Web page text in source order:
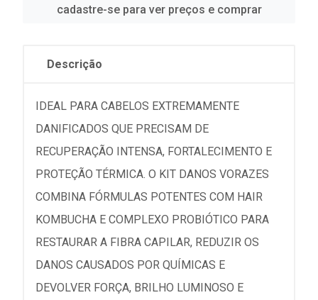
cadastre-se para ver preços e comprar
Descrição
IDEAL PARA CABELOS EXTREMAMENTE
DANIFICADOS QUE PRECISAM DE
RECUPERAÇÃO INTENSA, FORTALECIMENTO E
PROTEÇÃO TÉRMICA. O KIT DANOS VORAZES
COMBINA FÓRMULAS POTENTES COM HAIR
KOMBUCHA E COMPLEXO PROBIÓTICO PARA
RESTAURAR A FIBRA CAPILAR, REDUZIR OS
DANOS CAUSADOS POR QUÍMICAS E
DEVOLVER FORÇA, BRILHO LUMINOSO E